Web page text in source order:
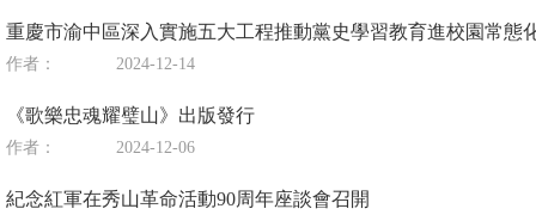
重慶市渝中區深入實施五大工程推動黨史學習教育進校園常態
作者： 2024-12-14
《歌樂忠魂耀璧山》出版發行
作者： 2024-12-06
紀念紅軍在秀山革命活動90周年座談會召開